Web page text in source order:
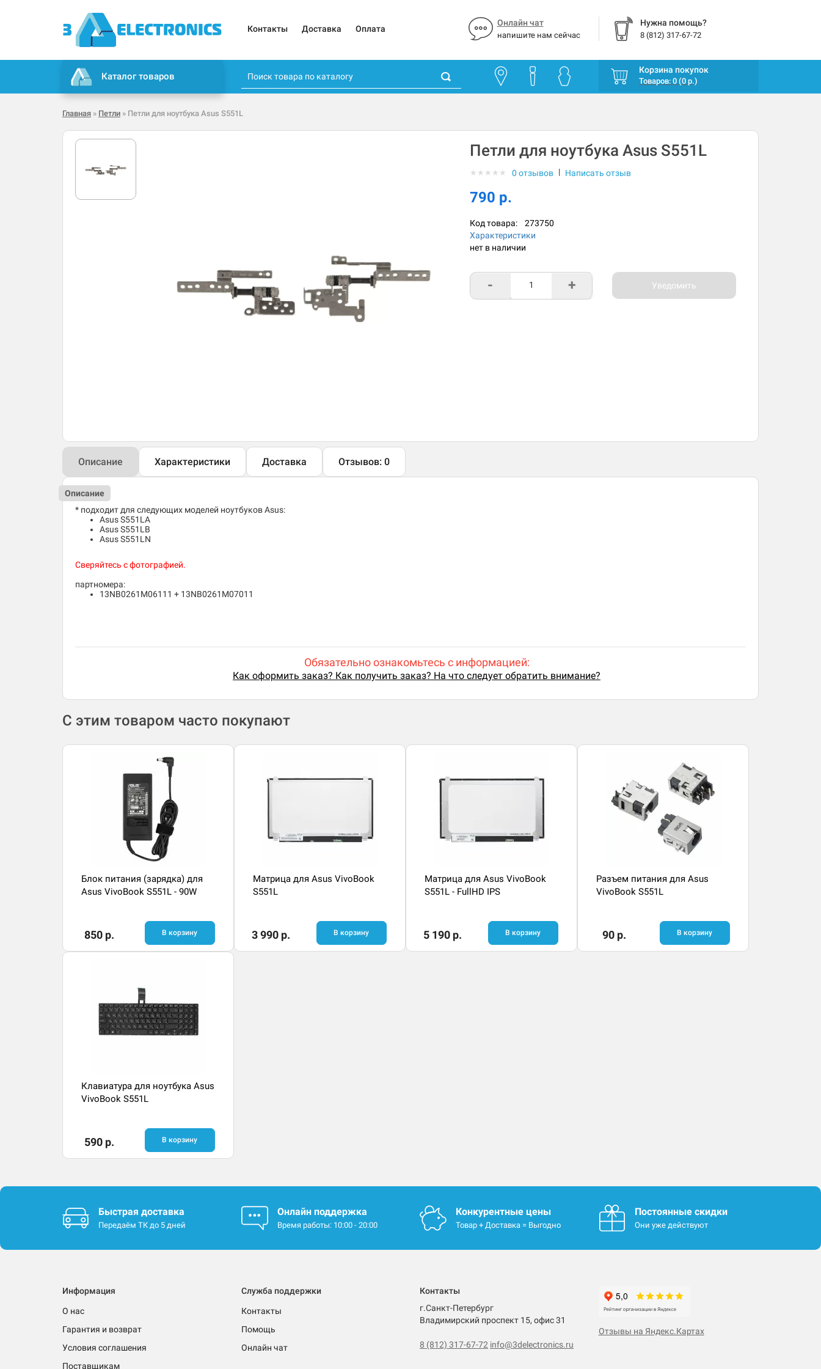
Контакты Доставка Оплата
Онлайн чат
напишите нам сейчас
Нужна помощь?
8 (812) 317-67-72
Каталог товаров
Корзина покупок
Товаров: 0 (0 р.)
Главная » Петли » Петли для ноутбука Asus S551L
Петли для ноутбука Asus S551L
★ ★ ★ ★ ★ 0 отзывов | Написать отзыв
790 р.
Код товара: 273750
Характеристики
нет в наличии
- + Уведомить
Описание Характеристики Доставка Отзывов: 0
Описание
* подходит для следующих моделей ноутбуков Asus:
Asus S551LA
Asus S551LB
Asus S551LN
Сверяйтесь с фотографией.
партномера:
13NB0261M06111 + 13NB0261M07011
Обязательно ознакомьтесь с информацией:
Как оформить заказ? Как получить заказ? На что следует обратить внимание?
С этим товаром часто покупают
Блок питания (зарядка) для
Asus VivoBook S551L - 90W
850 р. В корзину
Матрица для Asus VivoBook
S551L
3 990 р. В корзину
Матрица для Asus VivoBook
S551L - FullHD IPS
5 190 р. В корзину
Разъем питания для Asus
VivoBook S551L
90 р. В корзину
Клавиатура для ноутбука Asus
VivoBook S551L
590 р. В корзину
Быстрая доставка
Передаём ТК до 5 дней
Онлайн поддержка
Время работы: 10:00 - 20:00
Конкурентные цены
Товар + Доставка = Выгодно
Постоянные скидки
Они уже действуют
Информация
О нас
Гарантия и возврат
Условия соглашения
Поставщикам
Служба поддержки
Контакты
Помощь
Онлайн чат
Контакты
г.Санкт-Петербург
Владимирский проспект 15, офис 31
8 (812) 317-67-72 info@3delectronics.ru
Отзывы на Яндекс.Картах